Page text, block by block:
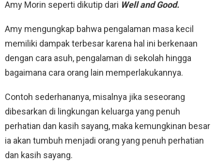
Amy Morin seperti dikutip dari Well and Good.
Amy mengungkap bahwa pengalaman masa kecil
memiliki dampak terbesar karena hal ini berkenaan
dengan cara asuh, pengalaman di sekolah hingga
bagaimana cara orang lain memperlakukannya.
Contoh sederhananya, misalnya jika seseorang
dibesarkan di lingkungan keluarga yang penuh
perhatian dan kasih sayang, maka kemungkinan besar
ia akan tumbuh menjadi orang yang penuh perhatian
dan kasih sayang.